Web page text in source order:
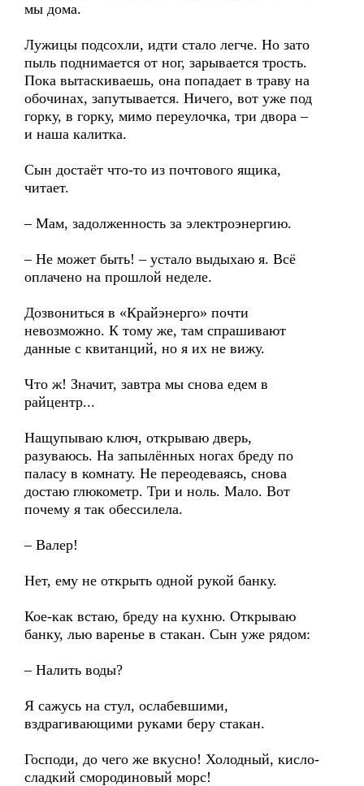
мы дома.
Лужицы подсохли, идти стало легче. Но зато
пыль поднимается от ног, зарывается трость.
Пока вытаскиваешь, она попадает в траву на
обочинах, запутывается. Ничего, вот уже под
горку, в горку, мимо переулочка, три двора –
и наша калитка.
Сын достаёт что-то из почтового ящика,
читает.
– Мам, задолженность за электроэнергию.
– Не может быть! – устало выдыхаю я. Всё
оплачено на прошлой неделе.
Дозвониться в «Крайэнерго» почти
невозможно. К тому же, там спрашивают
данные с квитанций, но я их не вижу.
Что ж! Значит, завтра мы снова едем в
райцентр...
Нащупываю ключ, открываю дверь,
разуваюсь. На запылённых ногах бреду по
паласу в комнату. Не переодеваясь, снова
достаю глюкометр. Три и ноль. Мало. Вот
почему я так обессилела.
– Валер!
Нет, ему не открыть одной рукой банку.
Кое-как встаю, бреду на кухню. Открываю
банку, лью варенье в стакан. Сын уже рядом:
– Налить воды?
Я сажусь на стул, ослабевшими,
вздрагивающими руками беру стакан.
Господи, до чего же вкусно! Холодный, кисло-
сладкий смородиновый морс!